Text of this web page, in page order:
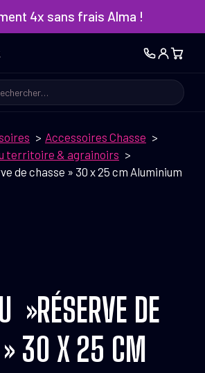
4x sans frais Alma !
Accessoires Chasse
territoire & agrainoirs
de chasse » 30 x 25 cm Aluminium
»RÉSERVE DE
» 30 X 25 CM